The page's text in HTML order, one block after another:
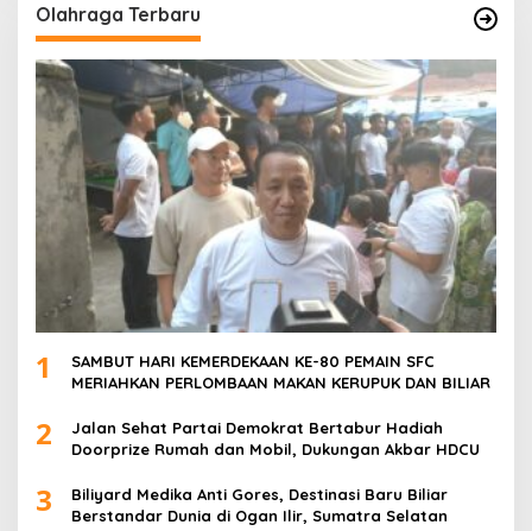
Olahraga Terbaru
1
SAMBUT HARI KEMERDEKAAN KE-80 PEMAIN SFC
MERIAHKAN PERLOMBAAN MAKAN KERUPUK DAN BILIAR
2
Jalan Sehat Partai Demokrat Bertabur Hadiah
Doorprize Rumah dan Mobil, Dukungan Akbar HDCU
3
Biliyard Medika Anti Gores, Destinasi Baru Biliar
Berstandar Dunia di Ogan Ilir, Sumatra Selatan